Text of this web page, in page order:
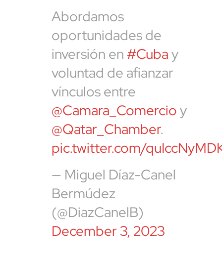
Abordamos
oportunidades de
inversión en#Cubay
voluntad de afianzar
vínculos entre
@Camara_Comercioy
@Qatar_Chamber.
pic.twitter.com/
— Miguel Díaz-Canel
Bermúdez
(@DiazCanelB)
December 3, 2023